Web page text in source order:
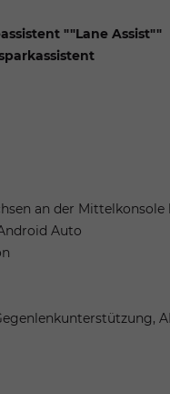
""Lane Assist""
an der
Auto